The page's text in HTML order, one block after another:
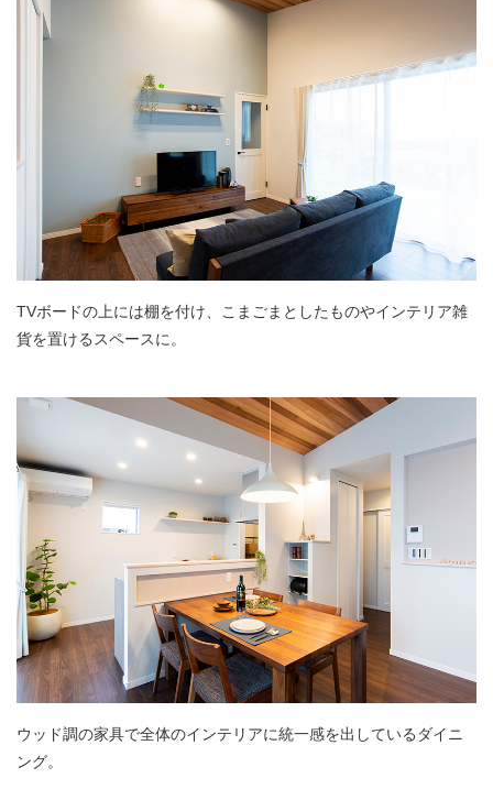
TVボードの上には棚を付け、こまごまとしたものやインテリア雑
貨を置けるスペースに。
ウッド調の家具で全体のインテリアに統一感を出しているダイニ
ング。